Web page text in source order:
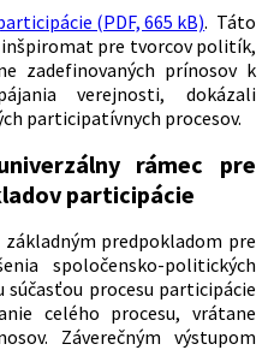
(PDF, 665 kB). Táto
pre tvorcov politík,
zadefinovaných prínosov k
verejnosti, dokázali
participatívnych procesov.
rámec pre
participácie
predpokladom pre
spoločensko-politických
procesu participácie
celého procesu, vrátane
Záverečným výstupom